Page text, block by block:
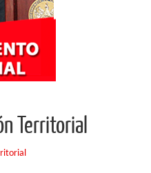
Territorial